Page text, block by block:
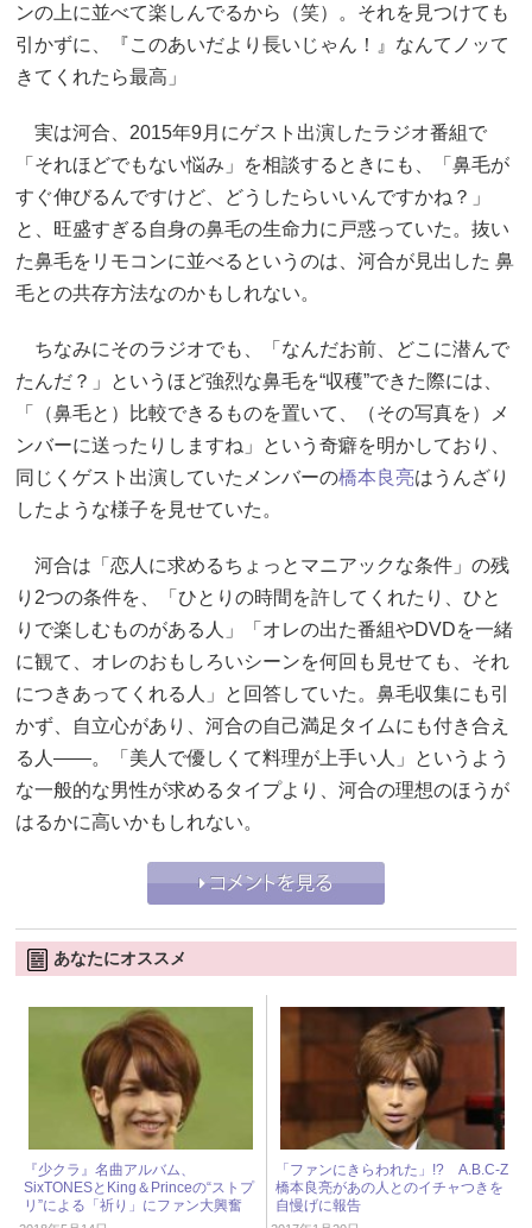
ンの上に並べて楽しんでるから（笑）。それを見つけても
引かずに、『このあいだより長いじゃん！』なんてノッて
きてくれたら最高」
実は河合、2015年9月にゲスト出演したラジオ番組で
「それほどでもない悩み」を相談するときにも、「鼻毛が
すぐ伸びるんですけど、どうしたらいいんですかね？」
と、旺盛すぎる自身の鼻毛の生命力に戸惑っていた。抜い
た鼻毛をリモコンに並べるというのは、河合が見出した 鼻
毛との共存方法なのかもしれない。
ちなみにそのラジオでも、「なんだお前、どこに潜んで
たんだ？」というほど強烈な鼻毛を“収穫”できた際には、
「（鼻毛と）比較できるものを置いて、（その写真を）メ
ンバーに送ったりしますね」という奇癖を明かしており、
同じくゲスト出演していたメンバーの橋本良亮はうんざり
したような様子を見せていた。
河合は「恋人に求めるちょっとマニアックな条件」の残
り2つの条件を、「ひとりの時間を許してくれたり、ひと
りで楽しむものがある人」「オレの出た番組やDVDを一緒
に観て、オレのおもしろいシーンを何回も見せても、それ
につきあってくれる人」と回答していた。鼻毛収集にも引
かず、自立心があり、河合の自己満足タイムにも付き合え
る人――。「美人で優しくて料理が上手い人」というよう
な一般的な男性が求めるタイプより、河合の理想のほうが
はるかに高いかもしれない。
あなたにオススメ
『少クラ』名曲アルバム、
SixTONESとKing＆Princeの“ストプ
リ”による「祈り」にファン大興奮
「ファンにきらわれた」!? A.B.C-Z
橋本良亮があの人とのイチャつきを
自慢げに報告